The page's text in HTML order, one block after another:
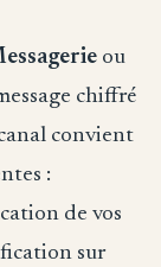
ou
chiffré
convient
:
de vos
sur